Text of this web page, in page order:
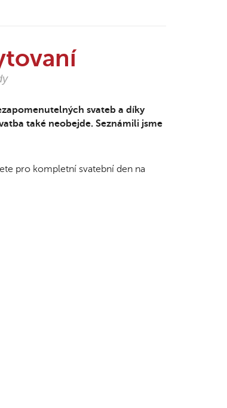
svateb a díky
také neobejde. Seznámili jsme
pro kompletní svatební den na